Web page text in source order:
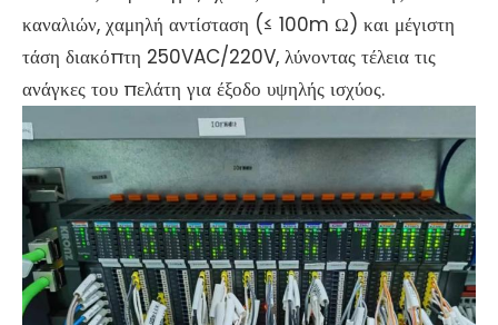
καναλιών, χαμηλή αντίσταση (≤ 100m Ω) και μέγιστη
τάση διακόπτη 250VAC/220V, λύνοντας τέλεια τις
ανάγκες του πελάτη για έξοδο υψηλής ισχύος.